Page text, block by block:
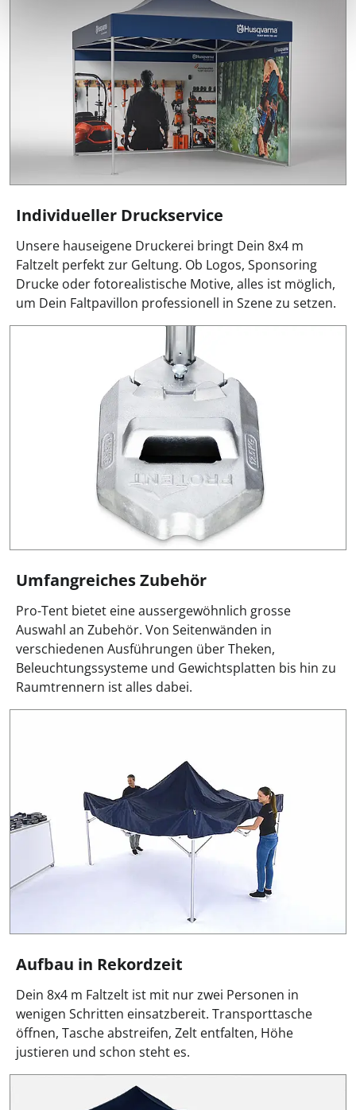
Individueller Druckservice
Unsere hauseigene Druckerei bringt Dein 8x4 m
Faltzelt perfekt zur Geltung. Ob Logos, Sponsoring
Drucke oder fotorealistische Motive, alles ist möglich,
um Dein Faltpavillon professionell in Szene zu setzen.
Umfangreiches Zubehör
Pro-Tent bietet eine aussergewöhnlich grosse
Auswahl an Zubehör. Von Seitenwänden in
verschiedenen Ausführungen über Theken,
Beleuchtungssysteme und Gewichtsplatten bis hin zu
Raumtrennern ist alles dabei.
Aufbau in Rekordzeit
Dein 8x4 m Faltzelt ist mit nur zwei Personen in
wenigen Schritten einsatzbereit. Transporttasche
öffnen, Tasche abstreifen, Zelt entfalten, Höhe
justieren und schon steht es.